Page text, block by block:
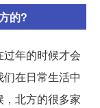
的?
年的时候才会
在日常生活中
北方的很多家